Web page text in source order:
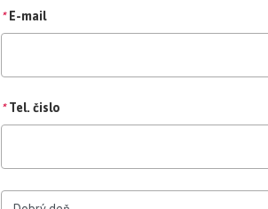
* E-mail
* Tel. čislo